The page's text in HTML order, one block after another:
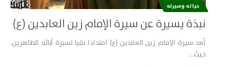
حياته وسيرته
نبذة يسيرة عن سيرة الإمام زين العابدين (ع)
تُعد سيرة الإمام زين العابدين (ع) امتدادا نقيا لسيرة آبائه الطاهرين،
حيث…